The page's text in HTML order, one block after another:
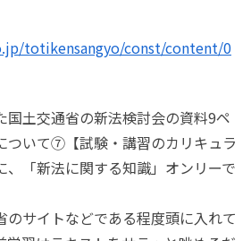
totikensangyo/const/content/0
国土交通省の新法検討会の資料9ペ
ついて⑦【試験・講習のカリキュラ
、「新法に関する知識」オンリーで
のサイトなどである程度頭に入れて